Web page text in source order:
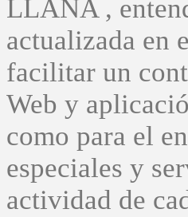
LLANA ,
actualizada en
facilitar un
Web y
como para el
especiales y
actividad de